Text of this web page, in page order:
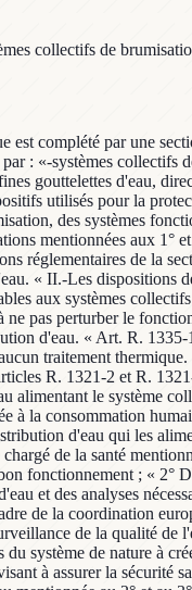
collectifs de
complété par une
: «-systèmes collectifs
gouttelettes d'eau,
utilisés pour la
des systèmes
mentionnées aux
réglementaires de la
« II.-Les dispositions
aux systèmes
pas perturber le
d'eau. « Art. R.
traitement
R. 1321-2 et R.
alimentant le
à la consommation
d'eau qui les
de la santé
fonctionnement ; « 2°
et des analyses
de la coordination
de la qualité de
système de nature à
à assurer la